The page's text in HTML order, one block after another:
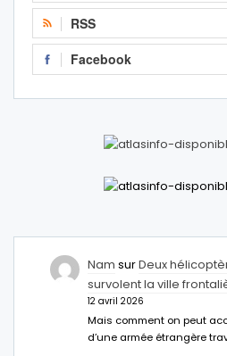
RSS
Facebook
Nam surDeux
survolent la ville
12 avril 2026
Mais comment on peut
d’une armée étrangère